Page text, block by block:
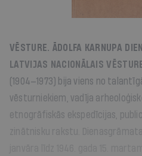
VĒSTURE. ĀDOLFA KARNUPA
LATVIJAS NACIONĀLAIS
(1904—1973) bija viens no
vēsturniekiem, vadīja
etnogrāfiskās ekspedīcijas,